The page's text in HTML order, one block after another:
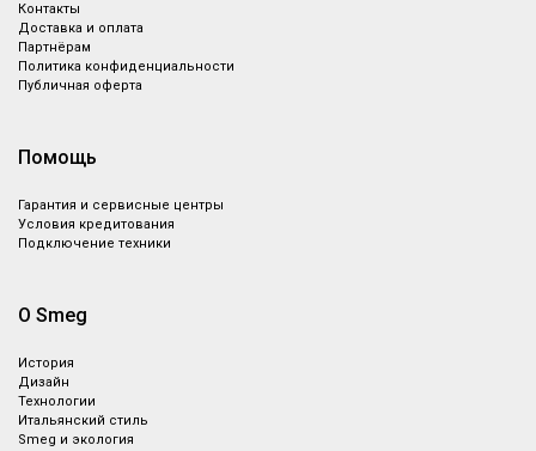
Контакты
Доставка и оплата
Партнёрам
Политика конфиденциальности
Публичная оферта
Помощь
Гарантия и сервисные центры
Условия кредитования
Подключение техники
О Smeg
История
Дизайн
Технологии
Итальянский стиль
Smeg и экология